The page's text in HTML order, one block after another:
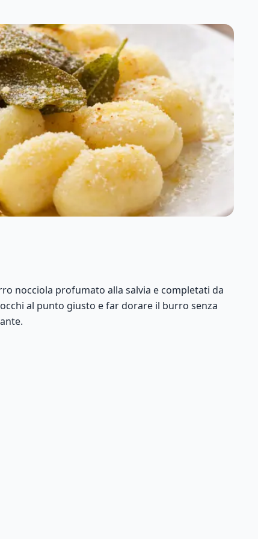
nocciola profumato alla salvia e completati da
al punto giusto e far dorare il burro senza